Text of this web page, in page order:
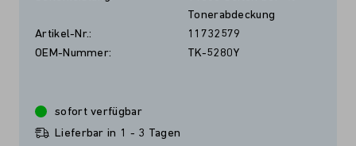
Tonerabdeckung
Artikel-Nr.:
11732579
OEM-Nummer:
TK-5280Y
sofort verfügbar
Lieferbar in 1 - 3 Tagen